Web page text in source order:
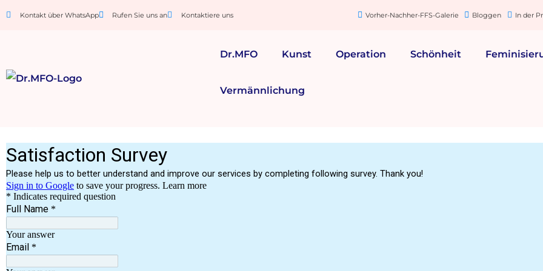
Kontakt über WhatsApp Rufen Sie uns an Kontaktiere uns Vorher-Nachher-FFS-Galerie Bloggen In der
Dr.MFO Kunst Operation Schönheit
Vermännlichung